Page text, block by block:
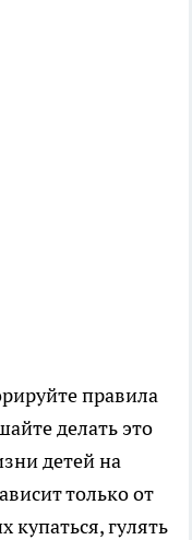
правила
делать это
детей на
только от
купаться, гулять